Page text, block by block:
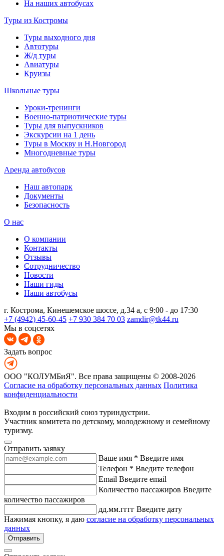
На наших автобусах
Туры из Костромы
Туры выходного дня
Автотуры
Ж/д туры
Авиатуры
Круизы
Школьные туры
Уроки-тренинги
Военно-патриотические туры
Туры для выпускников
Экскурсии на 1 день
Туры в Москву и Н.Новгород
Многодневные туры
Аренда автобусов
Наш автопарк
Документы
Безопасность
О нас
О компании
Контакты
Отзывы
Сотрудничество
Новости
Наши гиды
Наши автобусы
г. Кострома, Кинешемское шоссе, д.34 а, с 9:00 - до 17:30
+7 (4942) 45-60-45 +7 930 384 70 03 zamdir@tk44.ru
Мы в соцсетях
Задать вопрос
ООО "КОЛУМБиЯ". Все права защищены © 2008-2026
Согласие на обработку персональных данных Политика
конфиденциальности
Входим в российский союз туриндустрии.
Участник комитета по детскому, молодежному и семейному
туризму.
Отправить заявку
Ваше имя * Введите имя
Телефон * Введите телефон
Email Введите email
Количество пассажиров Введите
количество пассажиров
дд.мм.гггг Введите дату
Нажимая кнопку, я даю согласие на обработку персональных
данных
Отправить